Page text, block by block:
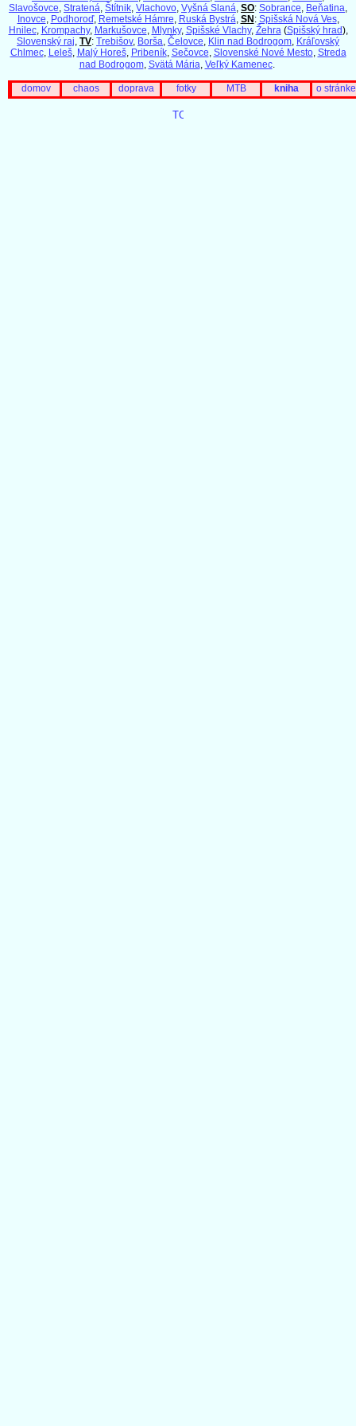
Slavošovce Stratená Štítnik Vlachovo Vyšná Slaná SO: Sobrance Beňatina
Inovce Podhoroď, Remetské Hámre Ruská Bystrá SN: Spišská Nová Ves,
Hnilec, Krompachy, Markušovce Mlynky, Spišské Vlachy, Žehra (Spišský hrad),
Slovenský raj TV: Trebišov, Borša Čelovce Klin nad Bodrogom Kráľovský
Chlmec, Leleš, Malý Horeš, Pribeník, Sečovce Slovenské Nové Mesto, Streda
nad Bodrogom, Svätá Mária Veľký Kamenec.
domov chaos doprava fotky MTB kniha o stránke